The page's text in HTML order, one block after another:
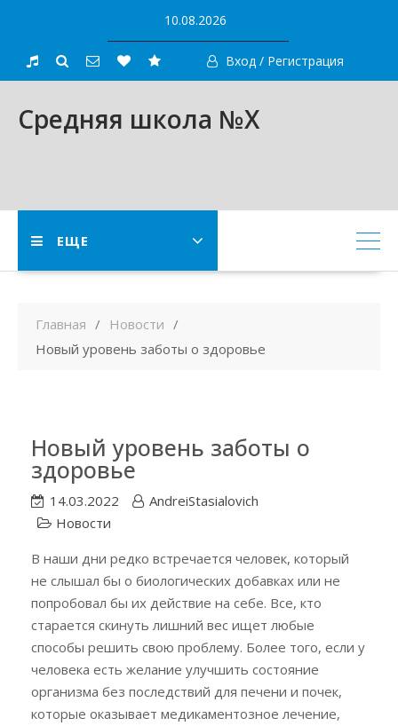
content
10.08.2026
Вход / Регистрация
Средняя школа №X
ЕЩЕ
Главная
Новости
Новый уровень заботы о здоровье
Новый уровень заботы о
здоровье
14.03.2022
AndreiStasialovich
Новости
В наши дни редко встречается человек, который
не слышал бы о биологических добавках или не
попробовал бы их действие на себе. Все, кто
старается скинуть лишний вес ищет любые
способы решить свою проблему. Более того, если у
человека есть желание улучшить состояние
организма без последствий для печени и почек,
которые оказывает медикаментозное лечение,